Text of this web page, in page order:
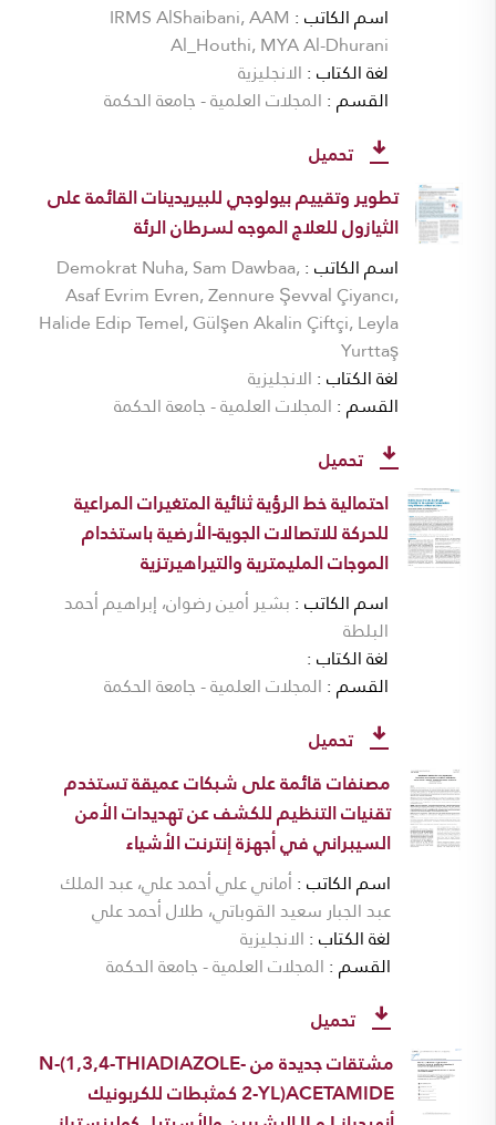
اسم الكاتب IRMS AlShaibani, AAM
Al_Houthi, MYA Al-Dhurani
لغة الكتاب الانجليزية
القسم المجلات العلمية - جامعة الحكمة
تحميل
تطوير وتقييم بيولوجي للبيريدينات القائمة على
الثيازول للعلاج الموجه لسرطان الرئة
اسم الكاتب Demokrat Nuha, Sam Dawbaa,
Asaf Evrim Evren, Zennure Şevval Çiyancı,
Halide Edip Temel, Gülşen Akalin Çiftçi, Leyla
Yurttaş
لغة الكتاب الانجليزية
القسم المجلات العلمية - جامعة الحكمة
تحميل
احتمالية خط الرؤية ثنائية المتغيرات المراعية
للحركة للاتصالات الجوية-الأرضية باستخدام
الموجات المليمترية والتيراهيرتزية
اسم الكاتب بشير أمين رضوان، إبراهيم أحمد
البلطة
لغة الكتاب
القسم المجلات العلمية - جامعة الحكمة
تحميل
مصنفات قائمة على شبكات عميقة تستخدم
تقنيات التنظيم للكشف عن تهديدات الأمن
السيبراني في أجهزة إنترنت الأشياء
اسم الكاتب أماني علي أحمد علي، عبد الملك
عبد الجبار سعيد القوباتي، طلال أحمد علي
لغة الكتاب الانجليزية
القسم المجلات العلمية - جامعة الحكمة
تحميل
مشتقات جديدة من N-(1,3,4-THIADIAZOLE-
2-YL)ACETAMIDE كمثبطات للكربونيك